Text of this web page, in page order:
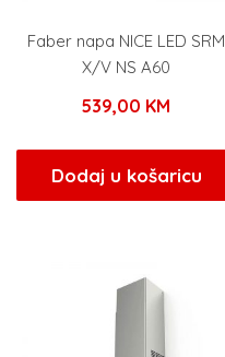
Faber napa NICE LED SRM
X/V NS A60
539,00 KM
Dodaj u košaricu